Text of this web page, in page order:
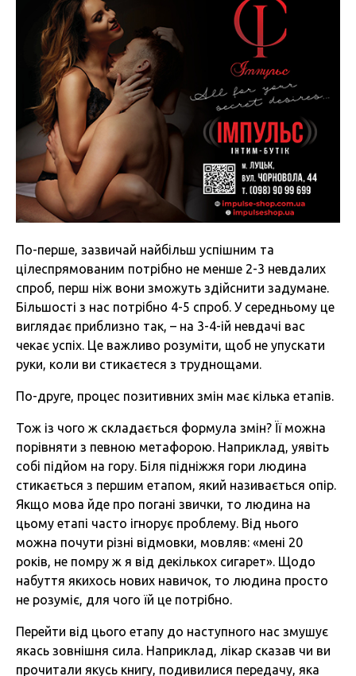
По-перше, зазвичай найбільш успішним та
цілеспрямованим потрібно не менше 2-3 невдалих
спроб, перш ніж вони зможуть здійснити задумане.
Більшості з нас потрібно 4-5 спроб. У середньому це
виглядає приблизно так, – на 3-4-ій невдачі вас
чекає успіх. Це важливо розуміти, щоб не упускати
руки, коли ви стикаєтеся з труднощами.
По-друге, процес позитивних змін має кілька етапів.
Тож із чого ж складається формула змін? Її можна
порівняти з певною метафорою. Наприклад, уявіть
собі підйом на гору. Біля підніжжя гори людина
стикається з першим етапом, який називається опір.
Якщо мова йде про погані звички, то людина на
цьому етапі часто ігнорує проблему. Від нього
можна почути різні відмовки, мовляв: «мені 20
років, не помру ж я від декількох сигарет». Щодо
набуття якихось нових навичок, то людина просто
не розуміє, для чого їй це потрібно.
Перейти від цього етапу до наступного нас змушує
якась зовнішня сила. Наприклад, лікар сказав чи ви
прочитали якусь книгу, подивилися передачу, яка